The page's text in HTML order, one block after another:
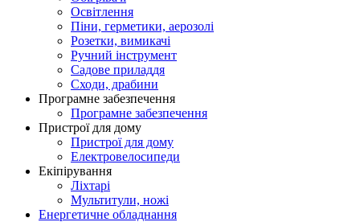
Освітлення
Піни, герметики, аерозолі
Розетки, вимикачі
Ручний інструмент
Садове приладдя
Сходи, драбини
Програмне забезпечення
Програмне забезпечення
Пристрої для дому
Пристрої для дому
Електровелосипеди
Екіпірування
Ліхтарі
Мультитули, ножі
Енергетичне обладнання